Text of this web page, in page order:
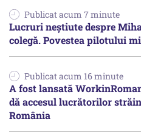
Publicat acum 7 minute
Lucruri neștiute despre
colegă. Povestea pilotului
Publicat acum 16 minute
A fost lansată
dă accesul lucrătorilor
România